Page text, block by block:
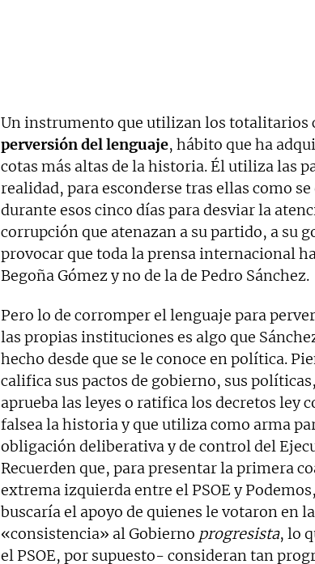
Un instrumento que utilizan los totalitarios
perversión del lenguaje, hábito que ha
cotas más altas de la historia. Él utiliza las
realidad, para esconderse tras ellas como
durante esos cinco días para desviar la
corrupción que atenazan a su partido, a su
provocar que toda la prensa internacional
Begoña Gómez y no de la de Pedro Sánchez.
Pero lo de corromper el lenguaje para
las propias instituciones es algo que
hecho desde que se le conoce en política.
califica sus pactos de gobierno, sus
aprueba las leyes o ratifica los decretos ley
falsea la historia y que utiliza como arma
obligación deliberativa y de control del
Recuerden que, para presentar la primera
extrema izquierda entre el PSOE y
buscaría el apoyo de quienes le votaron en
«consistencia» al Gobierno progresista, lo
el PSOE, por supuesto- consideran tan